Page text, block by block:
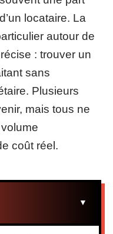
locataire. La
autour de
: trouver un
sans
Plusieurs
mais tous ne
coût réel.